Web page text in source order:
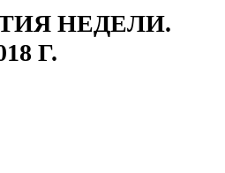
Видео
НЕДЕЛИ.
Г.